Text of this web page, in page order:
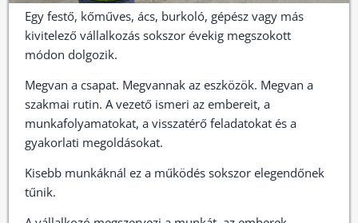
Egy festő, kőműves, ács, burkoló, gépész vagy más
kivitelező vállalkozás sokszor évekig megszokott
módon dolgozik.
Megvan a csapat. Megvannak az eszközök. Megvan a
szakmai rutin. A vezető ismeri az embereit, a
munkafolyamatokat, a visszatérő feladatokat és a
gyakorlati megoldásokat.
Kisebb munkáknál ez a működés sokszor elegendőnek
tűnik.